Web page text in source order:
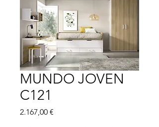
MUNDO JOVEN
C121
2.167,00 €